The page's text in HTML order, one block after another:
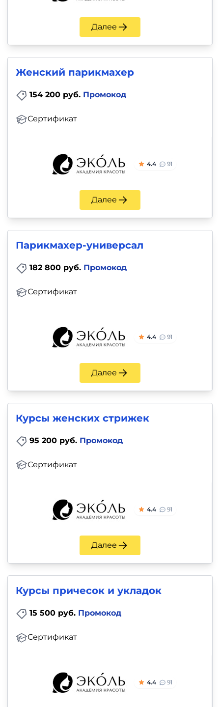
Далее
Женский парикмахер
154 200 руб. Промокод
Сертификат
4.4 91
Далее
Парикмахер-универсал
182 800 руб. Промокод
Сертификат
4.4 91
Далее
Курсы женских стрижек
95 200 руб. Промокод
Сертификат
4.4 91
Далее
Курсы причесок и укладок
15 500 руб. Промокод
Сертификат
4.4 91